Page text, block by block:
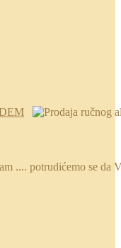
.... potrudićemo se